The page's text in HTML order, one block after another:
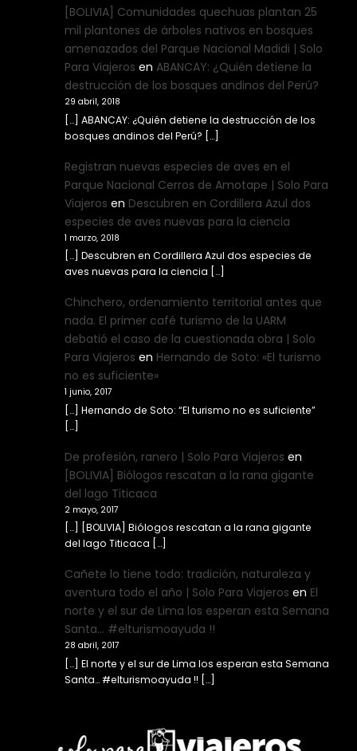
[BOLIVIA] Comunidades quechuas plantan 25
mil plantones de árboles nativos en bosques
amenazados del Parque Nacional Madidi | Solo
Para Viajeros en ABANCAY: ¿Quién detiene la
destrucción de los bosques andinos del Perú?
29 abril, 2018
[…] ABANCAY: ¿Quién detiene la destrucción de los
bosques andinos del Perú? […]
Registran nuevas especies de aves en el
Parque Nacional Cerros de Amotape | Solo Para
Viajeros en Descubren en Cordillera Azul dos
especies de aves nuevas para la ciencia
1 marzo, 2018
[…] Descubren en Cordillera Azul dos especies de
aves nuevas para la ciencia […]
Chinchero, ordenamiento territorial antes que
nada. El primer café turismo de la UARM
debatió el caso de la cuestionada obra | Solo
Para Viajeros en Hernando de Soto: «El turismo
no es suficiente»
1 junio, 2017
[…] Hernando de Soto: “El turismo no es suficiente”
[…]
De profesión, ranero | Solo Para Viajeros en
[BOLIVIA] Biólogos rescatan a la rana gigante
del lago Titicaca
2 mayo, 2017
[…] [BOLIVIA] Biólogos rescatan a la rana gigante
del lago Titicaca […]
Cañete lo tiene todo: tradición, naturaleza y
aventura todo el año | Solo Para Viajeros en El
norte y el sur de Lima los esperan esta Semana
Santa… #elturismoayuda !!
28 abril, 2017
[…] El norte y el sur de Lima los esperan esta Semana
Santa… #elturismoayuda !! […]